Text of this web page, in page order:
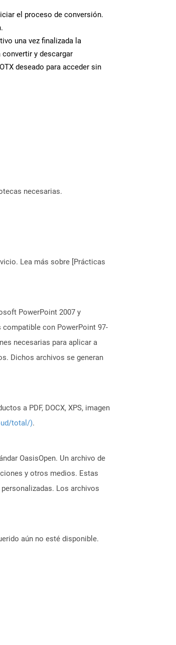
el proceso de conversión.
una vez finalizada la
y descargar
deseado para acceder sin
necesarias.
Lea más sobre [Prácticas
PowerPoint 2007 y
con PowerPoint 97-
necesarias para aplicar a
Dichos archivos se generan
a PDF, DOCX, XPS, imagen
total/).
OasisOpen. Un archivo de
y otros medios. Estas
Los archivos
aún no esté disponible.